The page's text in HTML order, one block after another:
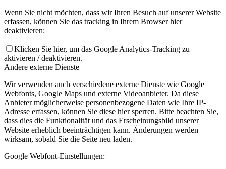
Wenn Sie nicht möchten, dass wir Ihren Besuch auf unserer Website
erfassen, können Sie das tracking in Ihrem Browser hier
deaktivieren:
Klicken Sie hier, um das Google Analytics-Tracking zu
aktivieren / deaktivieren.
Andere externe Dienste
Wir verwenden auch verschiedene externe Dienste wie Google
Webfonts, Google Maps und externe Videoanbieter. Da diese
Anbieter möglicherweise personenbezogene Daten wie Ihre IP-
Adresse erfassen, können Sie diese hier sperren. Bitte beachten Sie,
dass dies die Funktionalität und das Erscheinungsbild unserer
Website erheblich beeinträchtigen kann. Änderungen werden
wirksam, sobald Sie die Seite neu laden.
Google Webfont-Einstellungen: